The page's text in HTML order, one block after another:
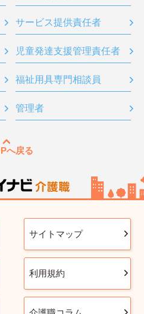
サービス提供責任者
児童発達支援管理責任者
福祉用具専門相談員
管理者
へ戻る
サイトマップ
利用規約